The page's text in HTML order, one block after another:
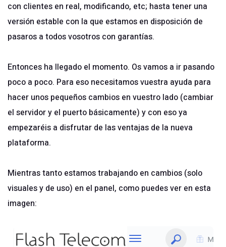
con clientes en real, modificando, etc; hasta tener una
versión estable con la que estamos en disposición de
pasaros a todos vosotros con garantías.
Entonces ha llegado el momento. Os vamos a ir pasando
poco a poco. Para eso necesitamos vuestra ayuda para
hacer unos pequeños cambios en vuestro lado (cambiar
el servidor y el puerto básicamente) y con eso ya
empezaréis a disfrutar de las ventajas de la nueva
plataforma.
Mientras tanto estamos trabajando en cambios (solo
visuales y de uso) en el panel, como puedes ver en esta
imagen: